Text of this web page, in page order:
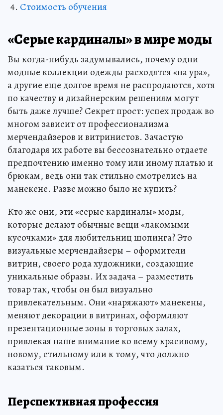
Стоимость обучения
«Серые кардиналы» в мире моды
Вы когда-нибудь задумывались, почему одни
модные коллекции одежды расходятся «на ура»,
а другие еще долгое время не распродаются, хотя
по качеству и дизайнерским решениям могут
быть даже лучше? Секрет прост: успех продаж во
многом зависит от профессионализма
мерчендайзеров и витринистов. Зачастую
благодаря их работе вы бессознательно отдаете
предпочтению именно тому или иному платью и
брюкам, ведь они так стильно смотрелись на
манекене. Разве можно было не купить?
Кто же они, эти «серые кардиналы» моды,
которые делают обычные вещи «лакомыми
кусочками» для любительниц шопинга? Это
визуальные мерчендайзеры – оформители
витрин, своего рода художники, создающие
уникальные образы. Их задача – разместить
товар так, чтобы он был визуально
привлекательным. Они «наряжают» манекены,
меняют декорации в витринах, оформляют
презентационные зоны в торговых залах,
привлекая наше внимание ко всему красивому,
новому, стильному или к тому, что должно
казаться таковым.
Перспективная профессия